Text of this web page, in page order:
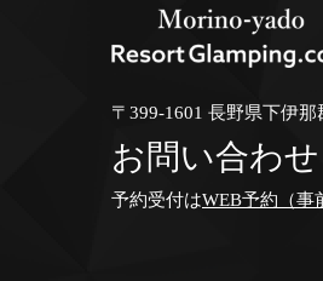
〒399-1601 長野県下伊那
お問い合わ
予約受付はWEB予約（事